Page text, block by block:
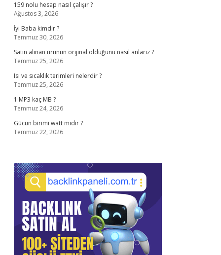
159 nolu hesap nasıl çalışır ?
Ağustos 3, 2026
İyi Baba kimdir ?
Temmuz 30, 2026
Satın alınan ürünün orijinal olduğunu nasıl anlarız ?
Temmuz 25, 2026
Isı ve sıcaklık terimleri nelerdir ?
Temmuz 25, 2026
1 MP3 kaç MB ?
Temmuz 24, 2026
Gücün birimi watt mıdır ?
Temmuz 22, 2026